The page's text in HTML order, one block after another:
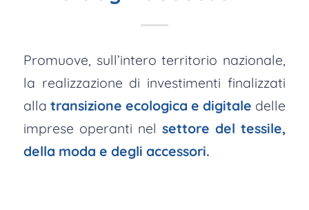
Promuove, sull’intero territorio nazionale,
la realizzazione di investimenti finalizzati
alla transizione ecologica e digitale delle
imprese operanti nel settore del tessile,
della moda e degli accessori.